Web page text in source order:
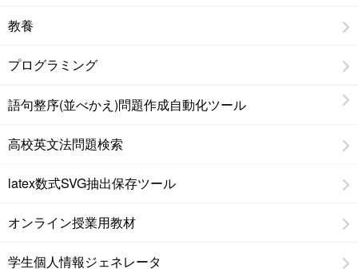
教養
プログラミング
語句整序(並べかえ)問題作成自動化ツール
高校英文法問題検索
latex数式SVG抽出保存ツール
オンライン授業用教材
学生個人情報ジェネレータ